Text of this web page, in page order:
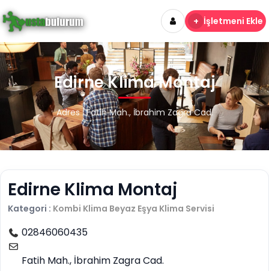
+ İşletmeni Ekle
Edirne Klima Montaj
Adres : Fatih Mah., İbrahim Zagra Cad.
Edirne Klima Montaj
Kategori : Kombi Klima Beyaz Eşya Klima Servisi
02846060435
Fatih Mah., İbrahim Zagra Cad.